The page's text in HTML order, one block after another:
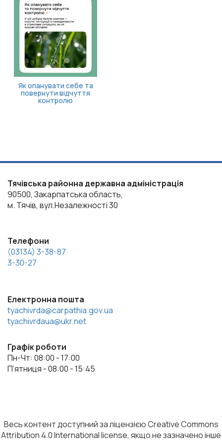
Тячівська районна державна адміністрація
90500, Закарпатська область,
м. Тячів, вул.Незалежності 30
Телефони
(03134) 3-38-87
3-30-27
Електронна пошта
tyachivrda@carpathia.gov.ua
tyachivrdaua@ukr.net
Графік роботи
Пн-Чт: 08:00 - 17:00
П’ятниця - 08:00 - 15:45
Весь контент доступний за ліцензією Creative Commons
Attribution 4.0 International license, якщо не зазначено інше